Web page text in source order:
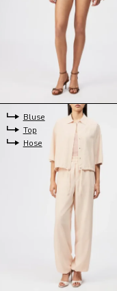
Bluse
Top
Hose